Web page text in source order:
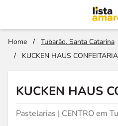
Home / Tubarão, Santa Catarina
/
KUCKEN HAUS CONFEITARIA
KUCKEN HAUS
Pastelarias | CENTRO em